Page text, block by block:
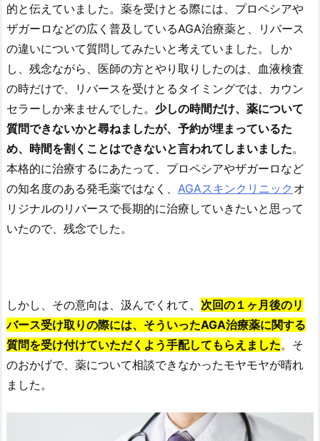
的と伝えていました。薬を受けとる際には、プロペシアや
ザガーロなどの広く普及しているAGA治療薬と、リバース
の違いについて質問してみたいと考えていました。しか
し、残念ながら、医師の方とやり取りしたのは、血液検査
の時だけで、リバースを受けとるタイミングでは、カウン
セラーしか来ませんでした。 少しの時間だけ、薬について
質問できないかと尋ねましたが、予約が埋まっているた
め、時間を割くことはできないと言われてしまいました。
本格的に治療するにあたって、プロペシアやザガーロなど
の知名度のある発毛薬ではなく、 AGAスキンクリニック オ
リジナルのリバースで長期的に治療していきたいと思って
いたので、残念でした。
しかし、その意向は、汲んでくれて、 次回の１ヶ月後のリ
バース受け取りの際には、そういったAGA治療薬に関する
質問を受け付けていただくよう手配してもらえました。そ
のおかげで、薬について相談できなかったモヤモヤが晴れ
ました。